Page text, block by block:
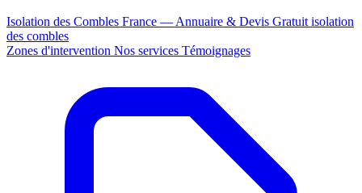
Isolation des Combles France — Annuaire & Devis Gratuit isolation
des combles
Zones d'intervention Nos services Témoignages